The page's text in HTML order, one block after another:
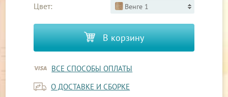
Цвет:
Венге 1
В корзину
ВСЕ СПОСОБЫ ОПЛАТЫ
О ДОСТАВКЕ И СБОРКЕ